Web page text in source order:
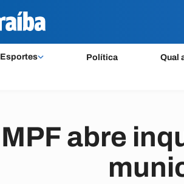
Esportes Política Qual
MPF abre